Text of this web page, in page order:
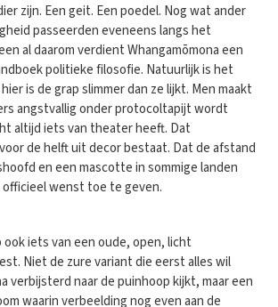
zijn. Een geit. Een poedel. Nog wat ander
passeerden eveneens langs het
al daarom verdient Whangamōmona een
politieke filosofie. Natuurlijk is het
is de grap slimmer dan ze lijkt. Men maakt
angstvallig onder protocoltapijt wordt
altijd iets van theater heeft. Dat
de helft uit decor bestaat. Dat de afstand
en een mascotte in sommige landen
officieel wenst toe te geven.
ook iets van een oude, open, licht
Niet de zure variant die eerst alles wil
verbijsterd naar de puinhoop kijkt, maar een
waarin verbeelding nog even aan de